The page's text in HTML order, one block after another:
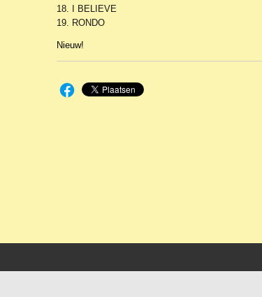
18. I BELIEVE
19. RONDO
Nieuw!